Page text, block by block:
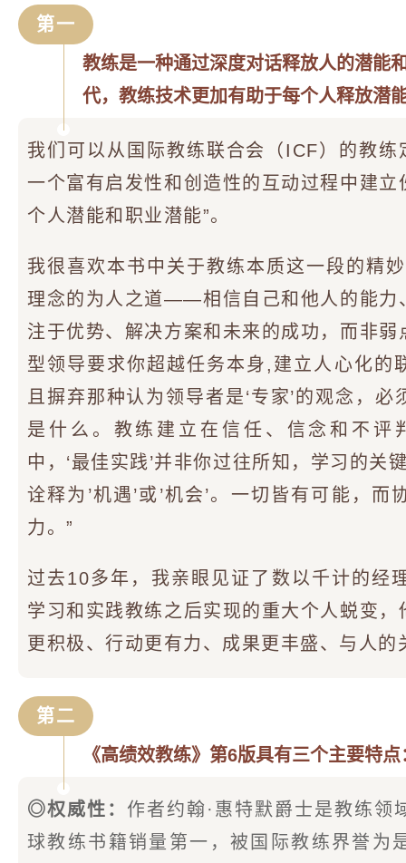
第一
教练是一种通过深度对话释放人的潜能
代，教练技术更加有助于每个人释放潜
我们可以从国际教练联合会（ICF）的教
一个富有启发性和创造性的互动过程中建
个人潜能和职业潜能”。
我很喜欢本书中关于教练本质这一段的精
理念的为人之道——相信自己和他人的能力
注于优势、解决方案和未来的成功，而非
型领导要求你超越任务本身,建立人心化
且摒弃那种认为领导者是‘专家’的观念，
是什么。教练建立在信任、信念和不评
中，‘最佳实践’并非你过往所知，学习的关
诠释为’机遇’或’机会’。一切皆有可能，
力。”
过去10多年，我亲眼见证了数以千计的经
学习和实践教练之后实现的重大个人蜕变
更积极、行动更有力、成果更丰盛、与人的
第二
《高绩效教练》第6版具有三个主要特
◎权威性： 作者约翰·惠特默爵士是教练领
球教练书籍销量第一，被国际教练界誉为